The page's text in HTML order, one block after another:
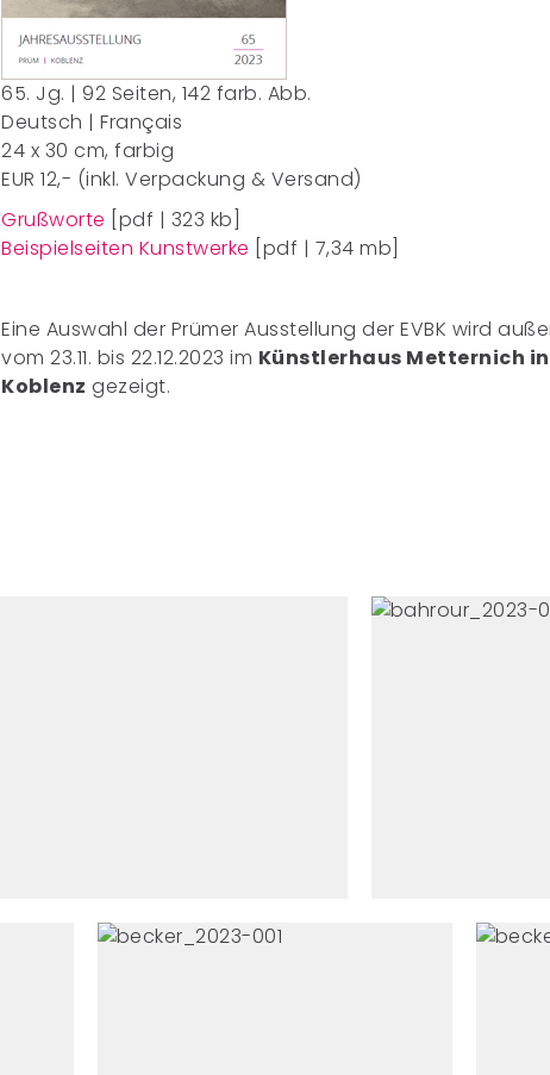
65. Jg. | 92 Seiten, 142 farb. Abb.
Deutsch | Français
24 x 30 cm, farbig
EUR 12,- (inkl. Verpackung & Versand)
Grußworte [pdf | 323 kb]
Beispielseiten Kunstwerke [pdf | 7,34 mb]
Eine Auswahl der Prümer Ausstellung der EVBK wird
vom 23.11. bis 22.12.2023 im Künstlerhaus Metternich in
Koblenz gezeigt.